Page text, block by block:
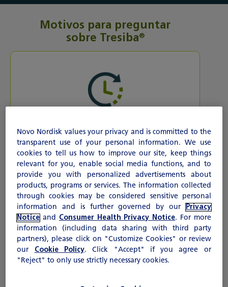
Motivos para preguntar
sobre Tresiba®
en la sangre durante 24
horas
Notable reducción del A1C
Novo Nordisk values your privacy and is committed to the
transparent use of your personal information. We use
cookies to tell us how to improve our site, keep things
relevant for you, enable social media functions, and to
provide you with personalized advertisements about
products, programs or services. The information collected
through cookies may be considered sensitive personal
information and is further governed by our
Privacy
Notice and Consumer Health Privacy Notice. For more
information (including data sharing with third party
partners), please click on "Customize Cookies" or review
our Cookie Policy. Click "Accept" if you agree or
"Reject" to only use strictly necessary cookies.